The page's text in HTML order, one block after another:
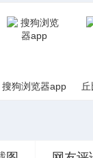
搜狗浏览器app